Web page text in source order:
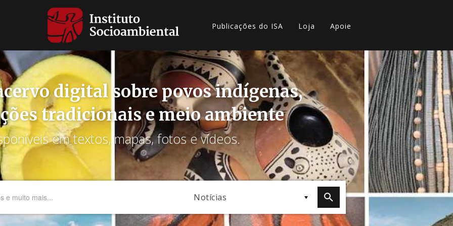
Publicações do ISA Loja Apoie
digital sobre povos indígenas,
tradicionais e meio ambiente
em textos, mapas, fotos e vídeos.
Notícias